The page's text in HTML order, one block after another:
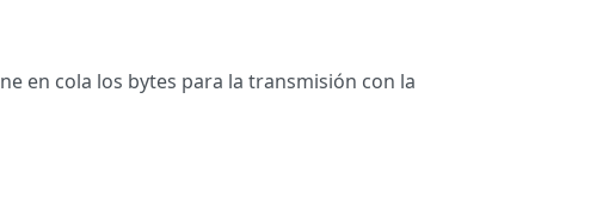
en cola los bytes para la transmisión con la